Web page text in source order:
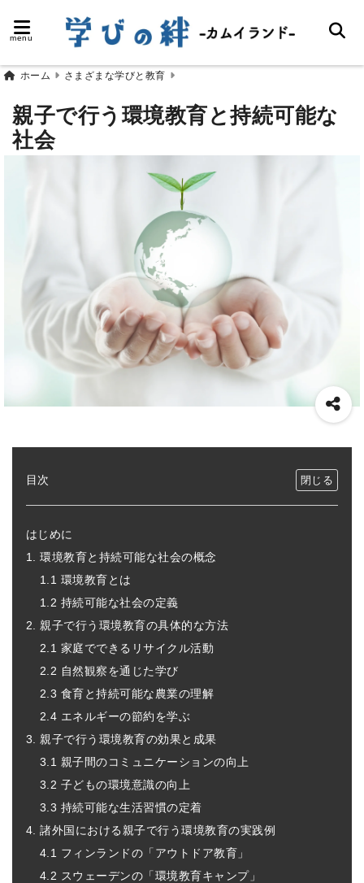
menu
ホーム さまざまな学びと教育
親子で行う環境教育と持続可能な
社会
目次
はじめに
1. 環境教育と持続可能な社会の概念
1.1 環境教育とは
1.2 持続可能な社会の定義
2. 親子で行う環境教育の具体的な方法
2.1 家庭でできるリサイクル活動
2.2 自然観察を通じた学び
2.3 食育と持続可能な農業の理解
2.4 エネルギーの節約を学ぶ
3. 親子で行う環境教育の効果と成果
3.1 親子間のコミュニケーションの向上
3.2 子どもの環境意識の向上
3.3 持続可能な生活習慣の定着
4. 諸外国における親子で行う環境教育の実践例
4.1 フィンランドの「アウトドア教育」
4.2 スウェーデンの「環境教育キャンプ」